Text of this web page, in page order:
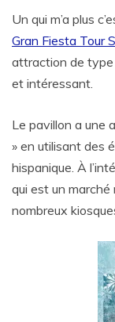
Un qui m’a plus
Gran Fiesta Tour
attraction de type
et intéressant.
Le pavillon a une
» en utilisant des
hispanique. À
qui est un
nombreux